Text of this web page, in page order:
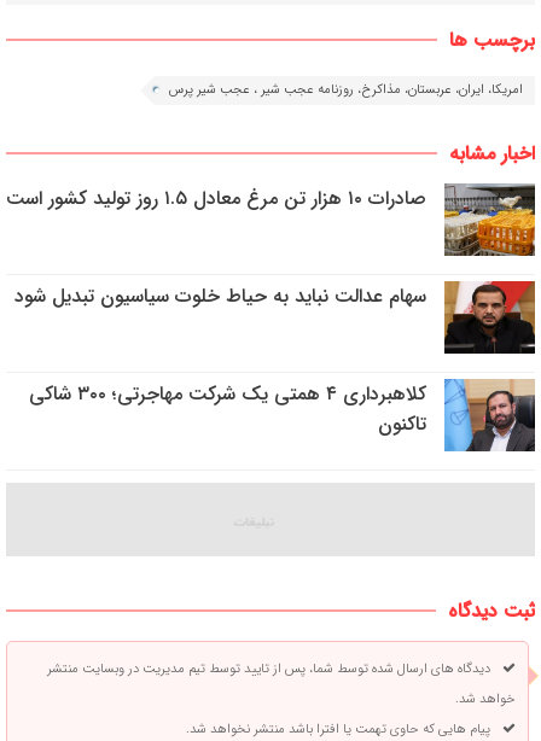
برچسب ها
امریکا، ایران، عربستان، مذاکرخ، روزنامه عجب شیر ، عجب شیر پرس
اخبار مشابه
صادرات ۱۰ هزار تن مرغ معادل ۱.۵ روز تولید کشور است
سهام عدالت نباید به حیاط خلوت سیاسیون تبدیل شود
کلاهبرداری ۴ همتی یک شرکت مهاجرتی؛ ۳۰۰ شاکی
تاکنون
ثبت دیدگاه
دیدگاه های ارسال شده توسط شما، پس از تایید توسط تیم مدیریت در وبسایت منتشر
خواهد شد.
پیام هایی که حاوی تهمت یا افترا باشد منتشر نخواهد شد.